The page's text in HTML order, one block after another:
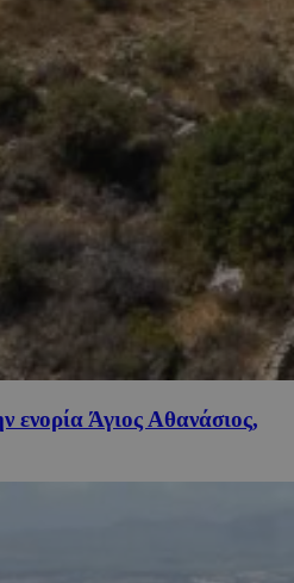
ενορία Άγιος Αθανάσιος,